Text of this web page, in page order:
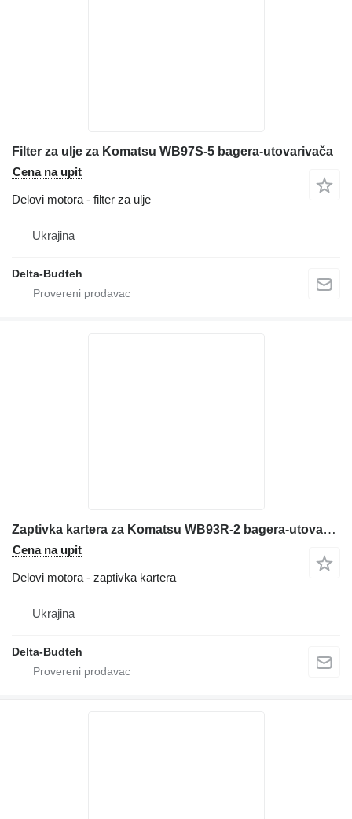
Filter za ulje za Komatsu WB97S-5 bagera-utovarivača
Cena na upit
Delovi motora - filter za ulje
Ukrajina
Delta-Budteh
Zaptivka kartera za Komatsu WB93R-2 bagera-utovarivača
Cena na upit
Delovi motora - zaptivka kartera
Ukrajina
Delta-Budteh